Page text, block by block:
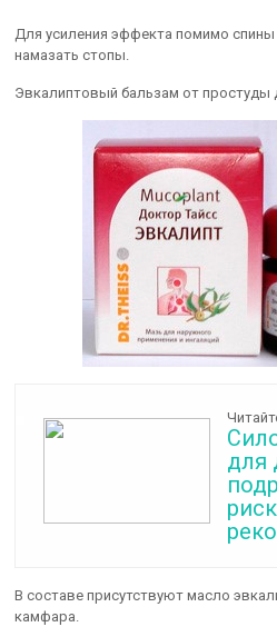
Для усиления эффекта помимо спины
намазать стопы.
Эвкалиптовый бальзам от простуды
для
В составе присутствуют масло
камфара.